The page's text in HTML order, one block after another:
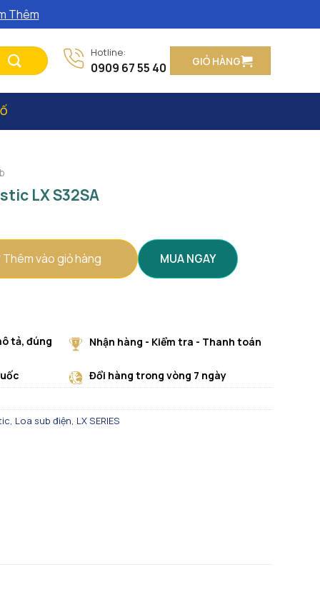
Thêm
Hotline:
0909 67 55 40 GIỎ HÀNG
LX S32SA
số lượng
Thêm vào giỏ hàng MUA NGAY
tả, đúng
Nhận hàng - Kiểm tra - Thanh toán
Đổi hàng trong vòng 7 ngày
, Loa sub điện, LX SERIES